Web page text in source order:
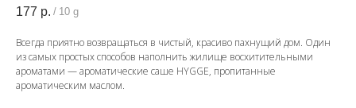
177 р. / 10 g
Всегда приятно возвращаться в чистый, красиво пахнущий дом. Один
из самых простых способов наполнить жилище восхитительными
ароматами — ароматические саше HYGGE, пропитанные
ароматическим маслом.